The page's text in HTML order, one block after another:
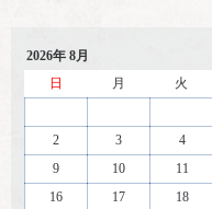
2026年 8月
日
月 火
2
3 4
9
10 11
16
17 18